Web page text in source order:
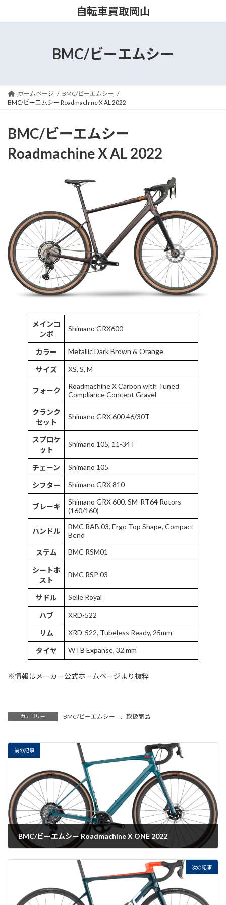
ッ
移
自転車買取岡山
BMC/ビーエムシー
ホームページ
BMC/ビーエムシー
BMC/ビーエムシー Roadmachine X AL 2022
BMC/ビーエムシー
Roadmachine X AL 2022
メインコ
ンポ
Shimano GRX600
カラー Metallic Dark Brown & Orange
サイズ XS, S, M
フォーク
Roadmachine X Carbon with Tuned
Compliance Concept Gravel
クランク
セット
Shimano GRX 600 46/30T
スプロケ
ット
Shimano 105, 11-34T
チェーン Shimano 105
シフター Shimano GRX 810
ブレーキ
Shimano GRX 600, SM-RT64 Rotors
(160/160)
ハンドル
BMC RAB 03, Ergo Top Shape, Compact
Bend
ステム
BMC RSM01
シートポ
スト
BMC RSP 03
サドル Selle Royal
ハブ XRD-522
リム XRD-522, Tubeless Ready, 25mm
タイヤ WTB Expanse, 32 mm
※情報はメーカー公式ホームページより抜粋
カテゴリー BMC/ビーエムシー 、 取扱商品
前の記事
BMC/ビーエムシー Roadmachine X ONE 2022
次の記事